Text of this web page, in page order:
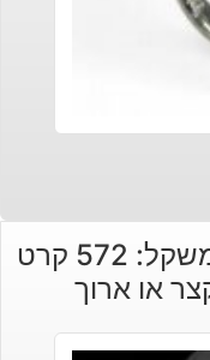
שרשרת אמרלד 7 שורות משקל: 572 קרט
או ארוך